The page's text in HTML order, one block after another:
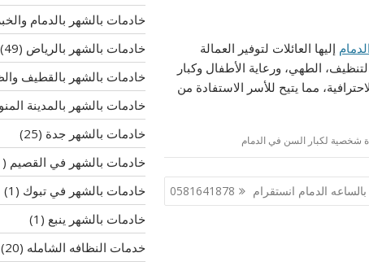
إليها العائلات لتوفير العمالة
الطهي، ورعاية الأطفال وكبار
مما يتيح للأسر الاستفادة من
شخصية لكبار السن في الدمام
الدمام انستقرام 0581641878
خادمات بالشهر بالدمام
خادمات بالشهر بالرياض (49)
خادمات بالشهر بالقطيف
خادمات بالشهر بالمدينة
خادمات بالشهر جدة (25)
خادمات بالشهر في القصيم (1)
خادمات بالشهر في تبوك (1)
خادمات بالشهر ينبع (1)
خدمات النظافه الشامله (20)